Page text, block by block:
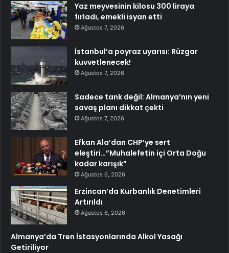
Yaz meyvesinin kilosu 300 liraya
fırladı, emekli isyan etti
Ağustos 7, 2026
İstanbul’a poyraz uyarısı: Rüzgar
kuvvetlenecek!
Ağustos 7, 2026
Sadece tank değil: Almanya’nın yeni
savaş planı dikkat çekti
Ağustos 7, 2026
Efkan Ala’dan CHP’ye sert
eleştiri…”Muhalefetin içi Orta Doğu
kadar karışık”
Ağustos 6, 2026
Erzincan’da Kurbanlık Denetimleri
Artırıldı
Ağustos 6, 2026
Almanya’da Tren İstasyonlarında Alkol Yasağı
Getiriliyor